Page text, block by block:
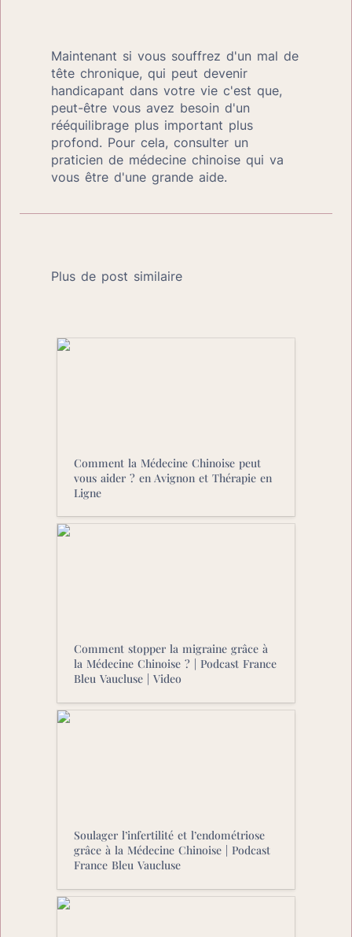
Maintenant si vous souffrez d'un mal de
tête chronique, qui peut devenir
handicapant dans votre vie c'est que,
peut-être vous avez besoin d'un
rééquilibrage plus important plus
profond. Pour cela, consulter un
praticien de médecine chinoise qui va
vous être d'une grande aide.
Plus de post similaire
Comment la Médecine Chinoise peut
Comment la Médecine Chinoise peut
vous aider ? en Avignon et Thérapie en
Ligne
Comment stopper la migraine grâce à
Comment stopper la migraine grâce à
la Médecine Chinoise ? | Podcast France
Bleu Vaucluse | Video
Soulager l’infertilité et l’endométriose
Soulager l’infertilité et l’endométriose
grâce à la Médecine Chinoise | Podcast
France Bleu Vaucluse
Soulager la Douleur avec la Médecine